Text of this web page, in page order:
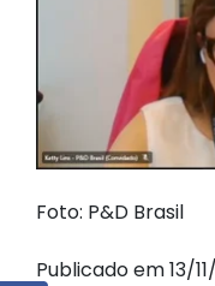
Foto: P&D Brasil
Publicado em 13/